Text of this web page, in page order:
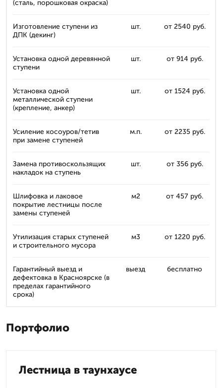
(сталь, порошковая окраска)
Изготовление ступени из
ДПК (декинг)
шт. от 2540 руб.
Установка одной деревянной
ступени
шт. от 914 руб.
Установка одной
металлической ступени
(крепление, анкер)
шт. от 1524 руб.
Усиление косоуров/тетив
при замене ступеней
м.п. от 2235 руб.
Замена противоскользящих
накладок на ступень
шт. от 356 руб.
Шлифовка и лаковое
покрытие лестницы после
замены ступеней
м2 от 457 руб.
Утилизация старых ступеней
и строительного мусора
м3 от 1220 руб.
Гарантийный выезд и
дефектовка в Красноярске (в
пределах гарантийного
срока)
выезд бесплатно
Портфолио
Лестница в таунхаусе